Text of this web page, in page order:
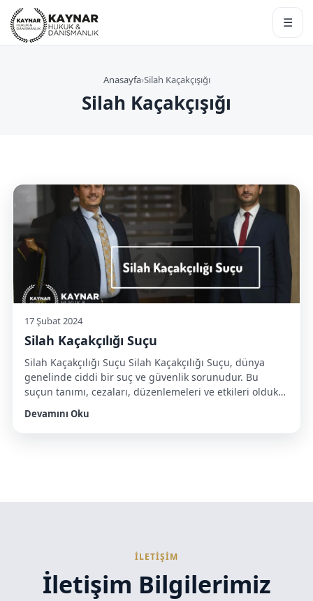
☰
Anasayfa›Silah Kaçakçışığı
Silah Kaçakçışığı
17 Şubat 2024
Silah Kaçakçılığı Suçu
Silah Kaçakçılığı Suçu Silah Kaçakçılığı Suçu, dünya
genelinde ciddi bir suç ve güvenlik sorunudur. Bu
suçun tanımı, cezaları, düzenlemeleri ve etkileri oldukça
önemlidir. Bu yazıda, silah kaçakçılığı suçuyla ilgili pek
çok konuya odaklanacağız. Hangi kanunlarla
Devamını Oku
İLETİŞİM
İletişim Bilgilerimiz